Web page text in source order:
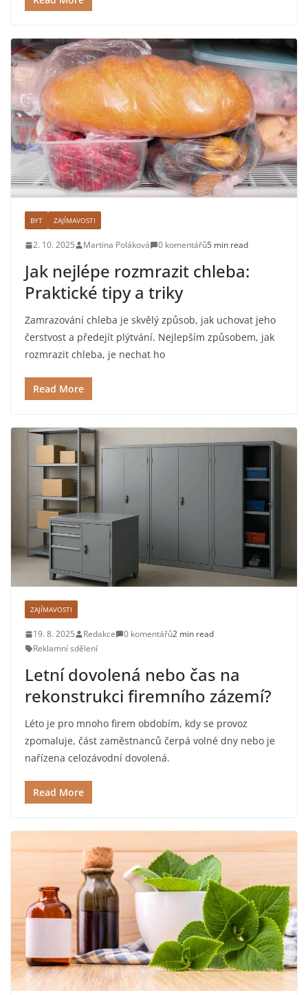
BYT ZAJÍMAVOSTI
2. 10. 2025 Martina Poláková 0 komentářů5 min read
Jak nejlépe rozmrazit chleba:
Praktické tipy a triky
Zamrazování chleba je skvělý způsob, jak uchovat jeho
čerstvost a předejít plýtvání. Nejlepším způsobem, jak
rozmrazit chleba, je nechat ho
Read More
ZAJÍMAVOSTI
19. 8. 2025 Redakce 0 komentářů2 min read
Reklamní sdělení
Letní dovolená nebo čas na
rekonstrukci firemního zázemí?
Léto je pro mnoho firem obdobím, kdy se provoz
zpomaluje, část zaměstnanců čerpá volné dny nebo je
nařízena celozávodní dovolená.
Read More